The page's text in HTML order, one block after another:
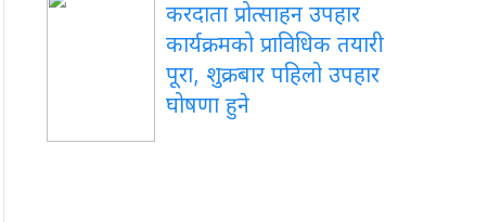
करदाता प्रोत्साहन उपहार
कार्यक्रमको प्राविधिक तयारी
पूरा, शुक्रबार पहिलो उपहार
घोषणा हुने